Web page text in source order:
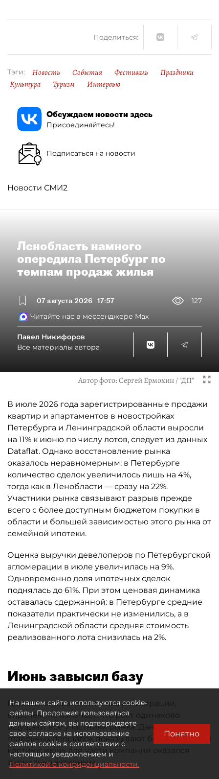
Поделиться:
Тэги: Новость События Фестиваль
Праздники
Культура
Туризм Интервью
Обсуждаем новости здесь
Присоединяйтесь!
Подписаться на новости
Новости СМИ2
Ленобласть намного
опередила Петербург по
темпам продаж жилья
07 августа 2026 17:57
127
Читайте нас в мессенджере Max
Павел Никифоров
Все материалы автора
Автор фото:Сергей Ермохин / "ДП"
В июле 2026 года зарегистрированные продажи
квартир и апартаментов в новостройках
Петербурга и Ленинградской области выросли
на 11% к июню по числу лотов, следует из данных
Dataflat. Однако восстановление рынка
оказалось неравномерным: в Петербурге
количество сделок увеличилось лишь на 4%,
тогда как в Ленобласти — сразу на 22%.
Участники рынка связывают разрыв прежде
всего с более доступным бюджетом покупки в
области и большей зависимостью этого рынка от
семейной ипотеки.
Оценка выручки девелоперов по Петербургской
агломерации в июле увеличилась на 9%.
Одновременно доля ипотечных сделок
поднялась до 61%. При этом ценовая динамика
оставалась сдержанной: в Петербурге средние
показатели практически не изменились, а в
Ленинградской области средняя стоимость
реализованного лота снизилась на 2%.
Июнь завысил базу
Положительная статистика регистраций,
впрочем, не означает, что рост одинаково
ощущают все участники рынка. Данные
отдельных площадок показывают более сложную
картину: июнь для части компаний оказался
аномально активным.
На нашем сайте используются cookie-
файлы. Продолжая пользоваться
данным сайтом, вы подтверждаете
свое согласие на использование
файлов cookie в соответствии с
настоящим уведомлением и
Политикой о конфиденциальности.
Понятно